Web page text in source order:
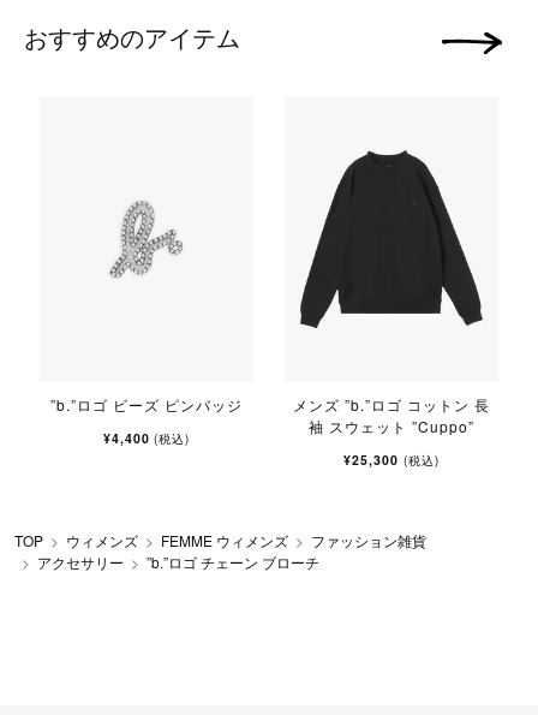
おすすめのアイテム
”b.”ロゴ ビーズ ピンバッジ
¥4,400(税込)
メンズ ”b.”ロゴ コットン 長
袖 スウェット ”Cuppo”
¥25,300 (税込)
次の画像
TOP ウィメンズ FEMME ウィメンズ
ファッション雑貨
アクセサリー
”b.”ロゴ チェーン ブローチ